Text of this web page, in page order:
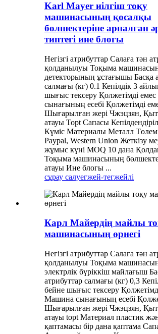
Karl Mayer иілгіш тоқу
машинасының қосалқы
бөлшектеріне арналған
типтегі ине блогы
Негізгі атрибуттар Салаға тән
қолданылуы Тоқыма
детекторының ұстағышы Басқа
салмағы (кг) 0.1 Кепілдік 3
шығыс тексеру Қолжетімді
сынағының есебі Қолжетімді
Шығарылған жері Чжэцзян,
атауы Topt Сапасы
Күміс Материалы Металл Төлем
Paypal, Western Union Жеткізу
жұмыс күні MOQ 10 дана
Тоқыма машинасының
атауы Ине блогы ...
сұрау салуегжей-тегжейлі
Карл Майердің майлы
машинасының өрнегі
Негізгі атрибуттар Салаға тән
қолданылуы Тоқыма
электрлік бүріккіш майлағыш
атрибуттар салмағы (кг) 0,3
бейне шығыс тексеру
Машина сынағының есебі
Шығарылған жері Чжэцзян,
атауы topt Материал пластик
қаптамасы бір дана қаптама Сапа